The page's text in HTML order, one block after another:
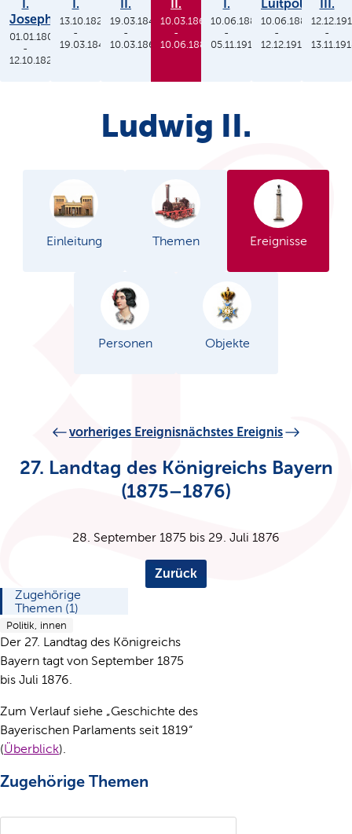
I.
Joseph
01.01.1806
-
12.10.1825
I.
13.10.1825
-
19.03.1848
II.
19.03.1848
-
10.03.1864
II.
10.03.1864
-
10.06.1886
I.
10.06.1886
-
05.11.1913
Luitpold
10.06.1886
-
12.12.1912
III.
-
Ludwig II.
Einleitung Themen Ereignisse
Personen Objekte
vorheriges Ereignisnächstes Ereignis
27. Landtag des Königreichs Bayern
(1875–1876)
28. September 1875 bis 29. Juli 1876
Zurück
Zugehörige
Themen (1)
Politik, innen
Der 27. Landtag des Königreichs
Bayern tagt von September 1875
bis Juli 1876.
Zum Verlauf siehe „Geschichte des
Bayerischen Parlaments seit 1819“
(Überblick).
Zugehörige Themen